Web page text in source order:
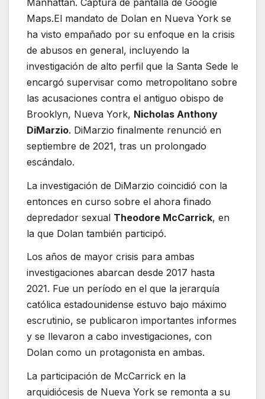
Maps.El mandato de Dolan en Nueva York se
ha visto empañado por su enfoque en la crisis
de abusos en general, incluyendo la
investigación de alto perfil que la Santa Sede le
encargó supervisar como metropolitano sobre
las acusaciones contra el antiguo obispo de
Brooklyn, Nueva York, Nicholas Anthony
DiMarzio. DiMarzio finalmente renunció en
septiembre de 2021, tras un prolongado
escándalo.
La investigación de DiMarzio coincidió con la
entonces en curso sobre el ahora finado
depredador sexual Theodore McCarrick, en
la que Dolan también participó.
Los años de mayor crisis para ambas
investigaciones abarcan desde 2017 hasta
2021. Fue un período en el que la jerarquía
católica estadounidense estuvo bajo máximo
escrutinio, se publicaron importantes informes
y se llevaron a cabo investigaciones, con
Dolan como un protagonista en ambas.
La participación de McCarrick en la
arquidiócesis de Nueva York se remonta a su